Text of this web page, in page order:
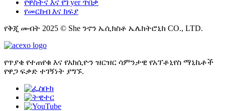
የዋስትና እና የገ yer ጥበቃ
የመርከብ እና ክፍያ
የቅጂ መብት 2025 © She ንኖን ኤሲክስቶ ኤሌክትሮኒክ CO., LTD.
የጥያቄ የተጠየቁ እና የአክሲዮን ዝርዝር ሳምንታዊ የአፕቶኒየስ ማኒኬቶች
የዋጋ ፍቃድ ተገኝነት ያግኙ.